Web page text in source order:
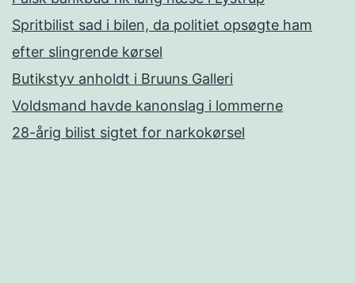
Spritbilist sad i bilen, da politiet opsøgte ham
efter slingrende kørsel
Butikstyv anholdt i Bruuns Galleri
Voldsmand havde kanonslag i lommerne
28-årig bilist sigtet for narkokørsel